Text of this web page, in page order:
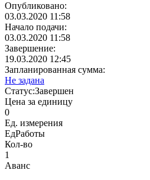
Опубликовано:
03.03.2020 11:58
Начало подачи:
03.03.2020 11:58
Завершение:
19.03.2020 12:45
Запланированная сумма:
Не задана
Статус:Завершен
Цена за единицу
0
Ед. измерения
ЕдРаботы
Кол-во
1
Аванс